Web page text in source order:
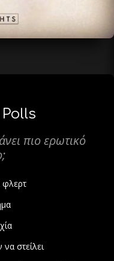
πιο ερωτικό
φλερτ
στείλει